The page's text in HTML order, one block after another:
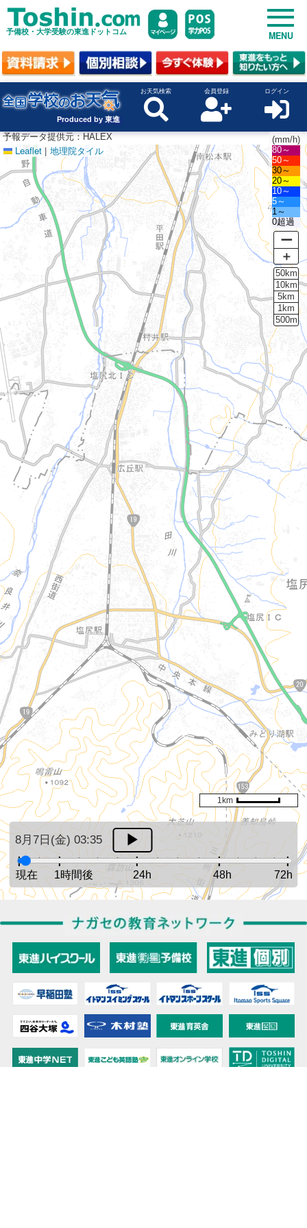
予備校・大学受験の東進ドットコム MENU
Produced by 東進
お天気検索 会員登録 ログイン
Leaflet | 地理院タイル
8月7日(金) 03:35
現在 1時間後 24h 48h 72h
1km
(mm/h)
80～
50～
30～
20～
10～
5～
1～
0超過
ー
＋
50km
10km
5km
1km
500m
予報データ提供元：HALEX